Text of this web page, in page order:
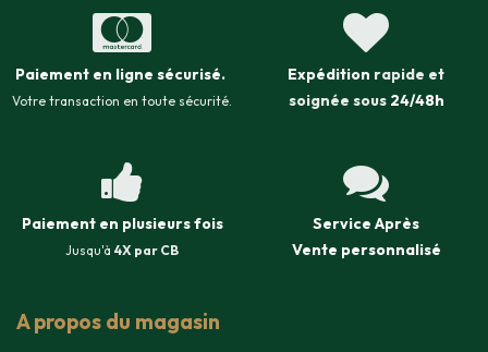
Paiement en ligne sécurisé.
Votre transaction en toute sécurité.
Expédition rapide et
soignée sous 24/48h
Paiement en plusieurs fois
Jusqu'à 4X par CB
Service Après
Vente personnalisé
A propos du magasin